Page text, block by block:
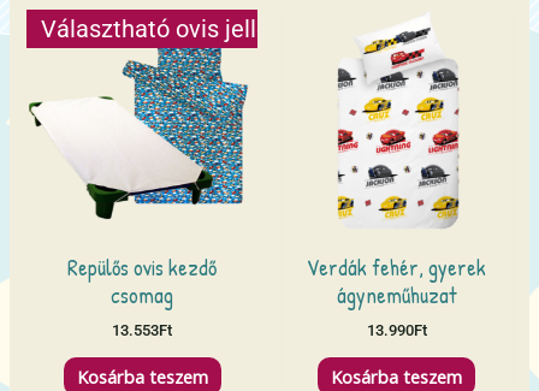
Választható ovis jellel
Repülős ovis kezdő
csomag
13.553Ft
Kosárba teszem
Verdák fehér, gyerek
ágyneműhuzat
13.990Ft
Kosárba teszem